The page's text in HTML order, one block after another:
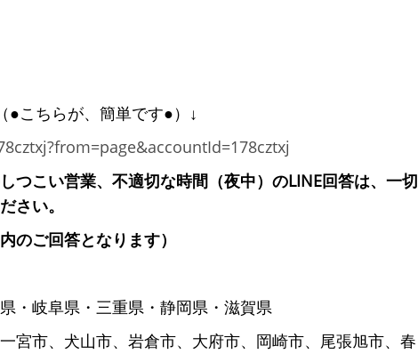
●こちらが、簡単です●）↓
つこい営業、不適切な時間（夜中）のLINE回答は、一切
さい。
のご回答となります）
・岐阜県・三重県・静岡県・滋賀県
宮市、犬山市、岩倉市、大府市、岡崎市、尾張旭市、春